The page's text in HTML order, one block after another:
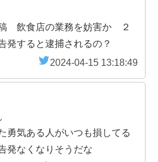
飲食店の業務を妨害か ２
発すると逮捕されるの？
2024-04-15 13:18:49
勇気ある人がいつも損してる
発なくなりそうだな